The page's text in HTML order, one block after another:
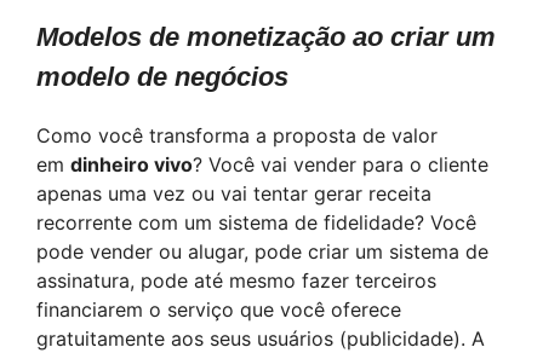
Modelos de monetização ao criar um
modelo de negócios
Como você transforma a proposta de valor
em dinheiro vivo? Você vai vender para o cliente
apenas uma vez ou vai tentar gerar receita
recorrente com um sistema de fidelidade? Você
pode vender ou alugar, pode criar um sistema de
assinatura, pode até mesmo fazer terceiros
financiarem o serviço que você oferece
gratuitamente aos seus usuários (publicidade). A